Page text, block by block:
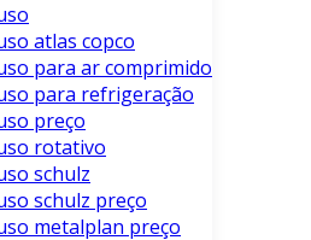
atlas copco
para ar comprimido
para refrigeração
preço
rotativo
schulz
schulz preço
metalplan preço